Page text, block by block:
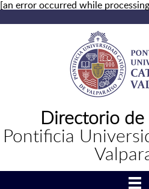
[an error occurred while
Directorio
Pontificia